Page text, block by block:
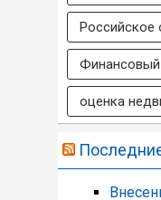
Финансовый
оценка